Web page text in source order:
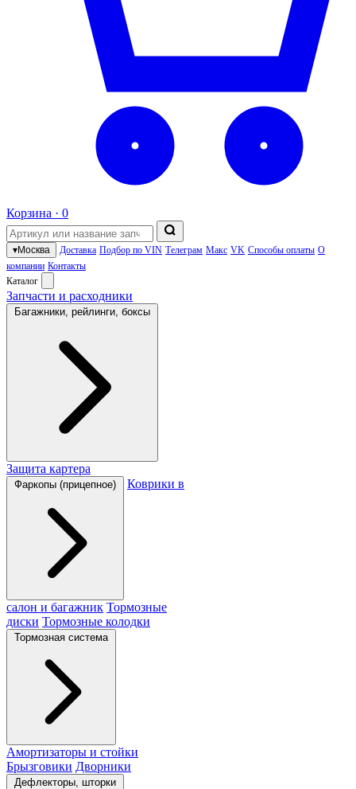
Корзина · 0
▾Москва Доставка Подбор по VIN Телеграм Макс VK Способы оплаты О
компании Контакты
Каталог
Запчасти и расходники
Багажники, рейлинги, боксы
Защита картера
Фаркопы (прицепное) Коврики в
салон и багажник Тормозные
диски Тормозные колодки
Тормозная система
Амортизаторы и стойки
Брызговики Дворники
Дефлекторы, шторки